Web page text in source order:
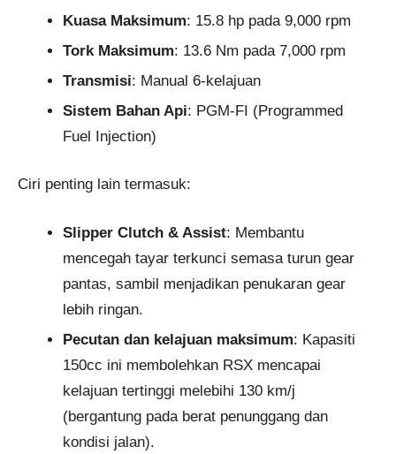
Kuasa Maksimum: 15.8 hp pada 9,000 rpm
Tork Maksimum: 13.6 Nm pada 7,000 rpm
Transmisi: Manual 6-kelajuan
Sistem Bahan Api: PGM-FI (Programmed
Fuel Injection)
Ciri penting lain termasuk:
Slipper Clutch & Assist: Membantu
mencegah tayar terkunci semasa turun gear
pantas, sambil menjadikan penukaran gear
lebih ringan.
Pecutan dan kelajuan maksimum: Kapasiti
150cc ini membolehkan RSX mencapai
kelajuan tertinggi melebihi 130 km/j
(bergantung pada berat penunggang dan
kondisi jalan).